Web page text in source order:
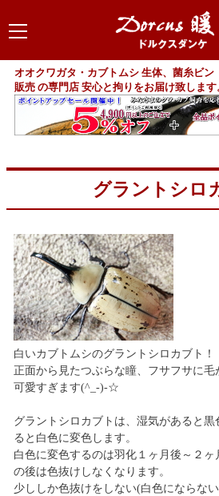
オオクワガタ・カブトムシ 生体、菌糸ビン
販売 の専門店 安心と拘りをお届け致します
グラントシロ
白いカブトムシのグラントシロカブト！
正面から見たつぶらな瞳、フサフサに毛
可愛すぎます(^_-)-☆
グラントシロカブトは、湿気があると
ると白色に変色します。
白色に変色するのは羽化１ヶ月後～２
の後は色抜けしなくなります。
少ししか色抜けをしない(白色にならな